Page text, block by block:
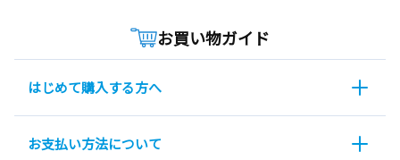
お買い物ガイド
はじめて購入する方へ
お支払い方法について